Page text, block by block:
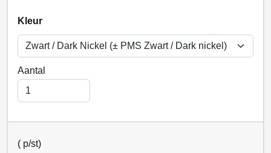
Kleur
Aantal
( p/st)